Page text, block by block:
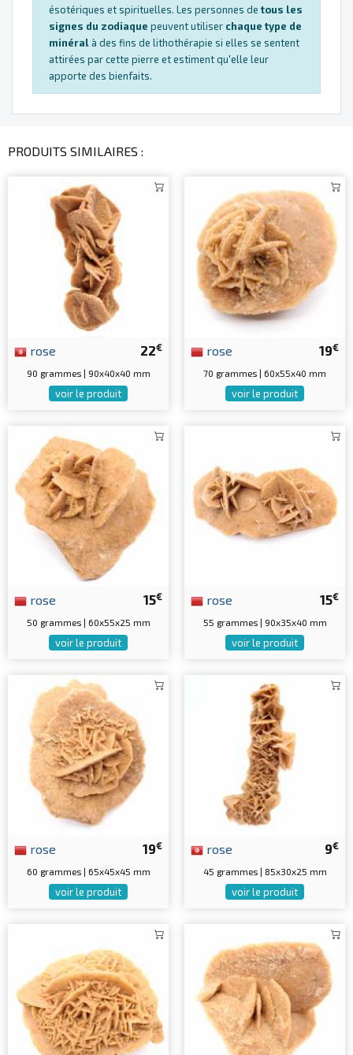
ésotériques et spirituelles. Les personnes de tous les
signes du zodiaque peuvent utiliser chaque type de
minéralà des fins de lithothérapie si elles se sentent
attirées par cette pierre et estiment qu'elle leur
apporte des bienfaits.
PRODUITS SIMILAIRES :
22€
rose
90 grammes | 90x40x40 mm
voir le produit
19€
rose
70 grammes | 60x55x40 mm
voir le produit
15€
rose
50 grammes | 60x55x25 mm
voir le produit
15€
rose
55 grammes | 90x35x40 mm
voir le produit
19€
rose
60 grammes | 65x45x45 mm
voir le produit
9€
rose
45 grammes | 85x30x25 mm
voir le produit